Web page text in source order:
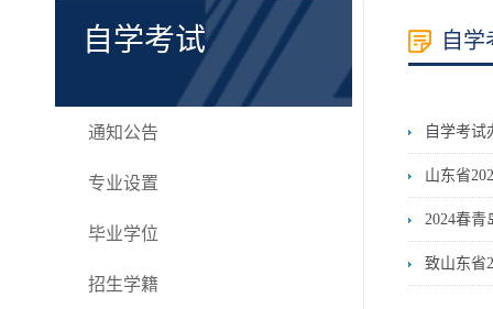
自学考试
通知公告
专业设置
毕业学位
招生学籍
自学
自学考试
山东省
2024春
致山东省